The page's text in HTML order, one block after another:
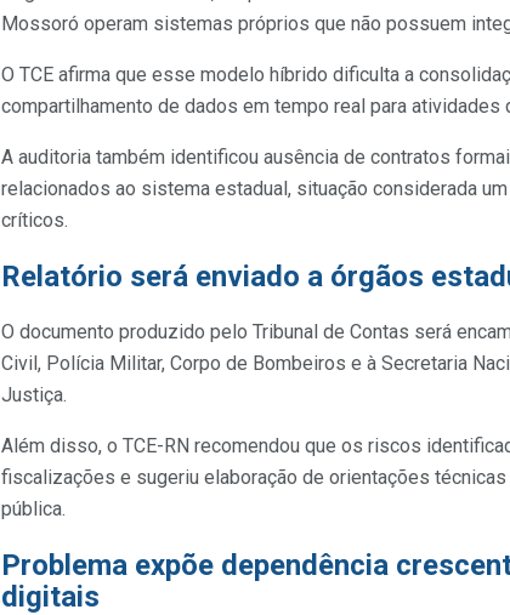
Mossoró operam sistemas próprios que não possuem
O TCE afirma que esse modelo híbrido dificulta a
compartilhamento de dados em tempo real para
A auditoria também identificou ausência de contratos
relacionados ao sistema estadual, situação considerada
críticos.
Relatório será enviado a órgãos
O documento produzido pelo Tribunal de Contas será
Civil, Polícia Militar, Corpo de Bombeiros e à Secretaria
Justiça.
Além disso, o TCE-RN recomendou que os riscos
fiscalizações e sugeriu elaboração de orientações
pública.
Problema expõe dependência
digitais